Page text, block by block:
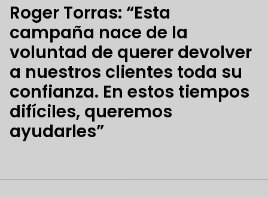
Roger Torras: “Esta
campaña nace de la
voluntad de querer devolver
a nuestros clientes toda su
confianza. En estos tiempos
difíciles, queremos
ayudarles”